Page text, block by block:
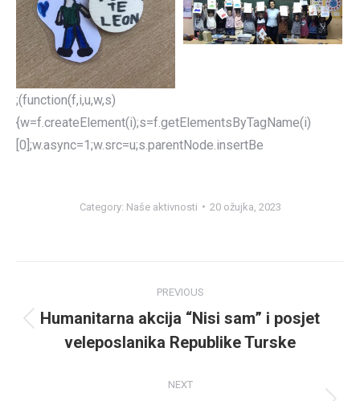
;(function(f,i,u,w,s)
{w=f.createElement(i);s=f.getElementsByTagName(i)
[0];w.async=1;w.src=u;s.parentNode.insertBe
Category: Naše aktivnosti 20 ožujka, 2023
navigation
PREVIOUS
Previous
post:
Humanitarna akcija “Nisi sam” i posjet
veleposlanika Republike Turske
NEXT